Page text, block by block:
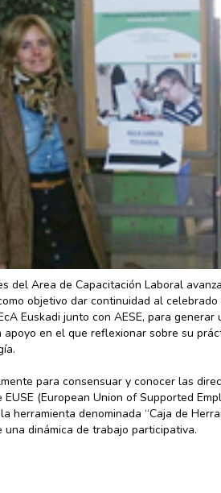
del Area de Capacitación Laboral
objetivo dar continuidad al
Euskadi junto con AESE, para generar
en el que reflexionar sobre su
para consensuar y conocer las
(European Union of Supported
herramienta denominada “Caja de
una dinámica de trabajo participativa.